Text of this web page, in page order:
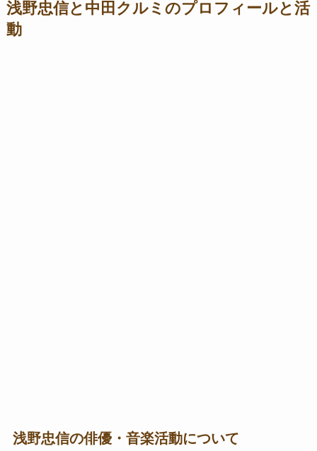
浅野忠信と中田クルミのプロフィールと活
動
浅野忠信の俳優・音楽活動について